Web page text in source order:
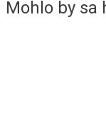
Mohlo by sa